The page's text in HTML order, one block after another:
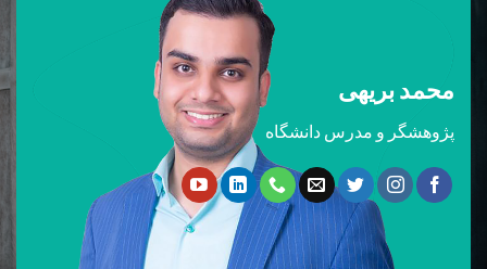
محمد بریهی
پژوهشگر و مدرس دانشگاه